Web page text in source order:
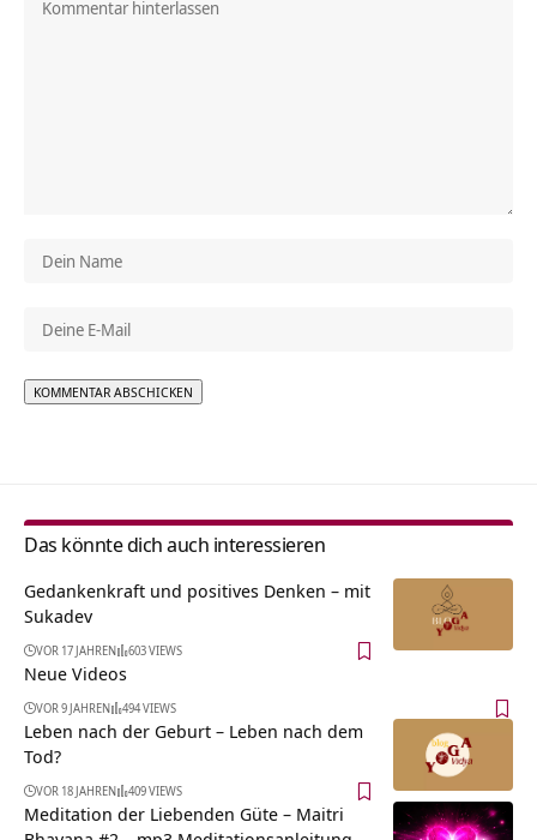
Das könnte dich auch interessieren
Gedankenkraft und positives Denken – mit
Sukadev
VOR 17 JAHREN 603 VIEWS
Neue Videos
VOR 9 JAHREN 494 VIEWS
Leben nach der Geburt – Leben nach dem
Tod?
VOR 18 JAHREN 409 VIEWS
Meditation der Liebenden Güte – Maitri